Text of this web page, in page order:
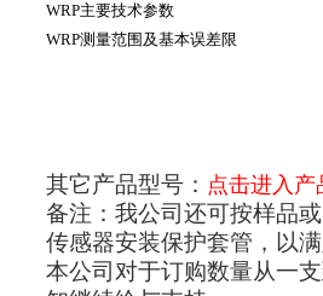
WRP主要技术参数
WRP测量范围及基本误差限
其它产品型号： 点击进入产
备注：我公司还可按样品
传感器安装保护套管，以
本公司对于订购数量从一